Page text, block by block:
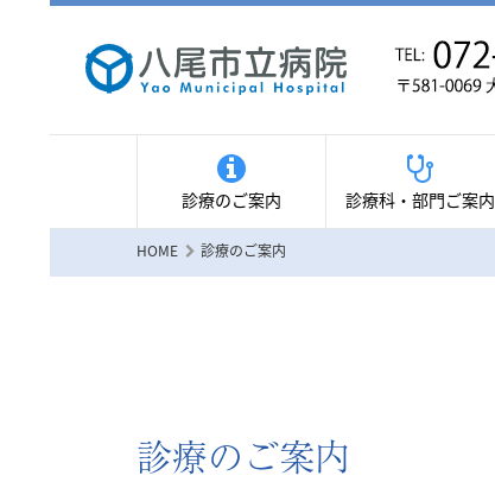
診療のご案内 診療科・部門ご案内
HOME 診療のご案内
診療のご案内